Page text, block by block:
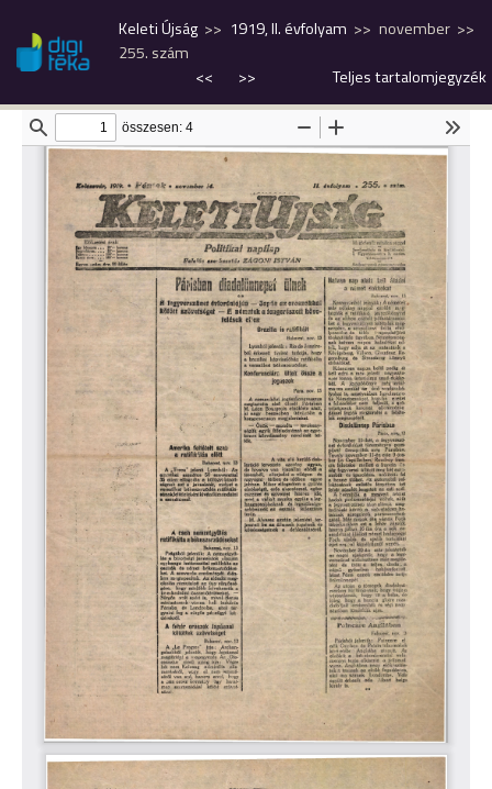
Keleti Újság 1919, II. évfolyam
november
255. szám
<<
>> Teljes tartalomjegyzék